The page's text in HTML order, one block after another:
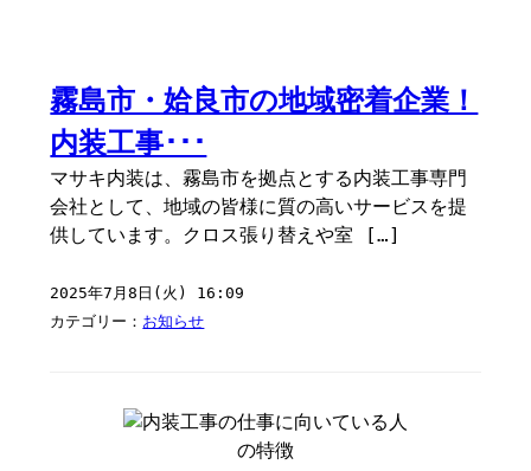
霧島市・姶良市の地域密着企業！
内装工事･･･
マサキ内装は、霧島市を拠点とする内装工事専門
会社として、地域の皆様に質の高いサービスを提
供しています。クロス張り替えや室 […]
2025年7月8日(火) 16:09
カテゴリー： お知らせ